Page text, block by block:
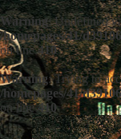
Warning: Undefined
/homepages/41/
on line410
Warning: Trying to
/homepages/41/
on line410